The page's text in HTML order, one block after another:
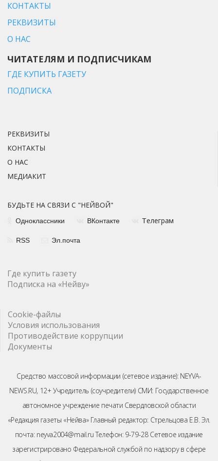
КОНТАКТЫ
РЕКВИЗИТЫ
О НАС
ЧИТАТЕЛЯМ И ПОДПИСЧИКАМ
ГДЕ КУПИТЬ ГАЗЕТУ
ПОДПИСКА
РЕКВИЗИТЫ
КОНТАКТЫ
О НАС
МЕДИАКИТ
БУДЬТЕ НА СВЯЗИ С "НЕЙВОЙ"
Одноклассники ВКонтакте Телеграм
RSS Эл.почта
Где купить газету
Подписка на «Нейву»
Cookie-файлы
Условия использования
Противодействие коррупции
Документы
Средство массовой информации (сетевое издание): NEYVA-
NEWS.RU, 12+ Учредитель (соучредители) СМИ: Государственное
автономное учреждение печати Свердловской области
«Редакция газеты «Нейва» Главный редактор: Стрельцова Е.В. Эл.
почта: neyva2004@mail.ru Телефон: 9-79-28 Сетевое издание
зарегистрировано Федеральной службой по надзору в сфере